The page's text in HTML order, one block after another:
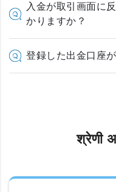
入金が取引画面に
かりますか？
登録した出金口座
श्रेणी